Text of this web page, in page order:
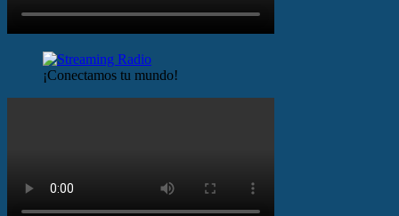
¡Conectamos tu mundo!